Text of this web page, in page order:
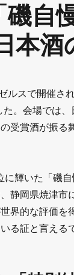
自
本酒
ルスで開催さ
。会場では
受賞酒が振る
輝いた「磯
静岡県焼津市
界的な評価を
る証と言える